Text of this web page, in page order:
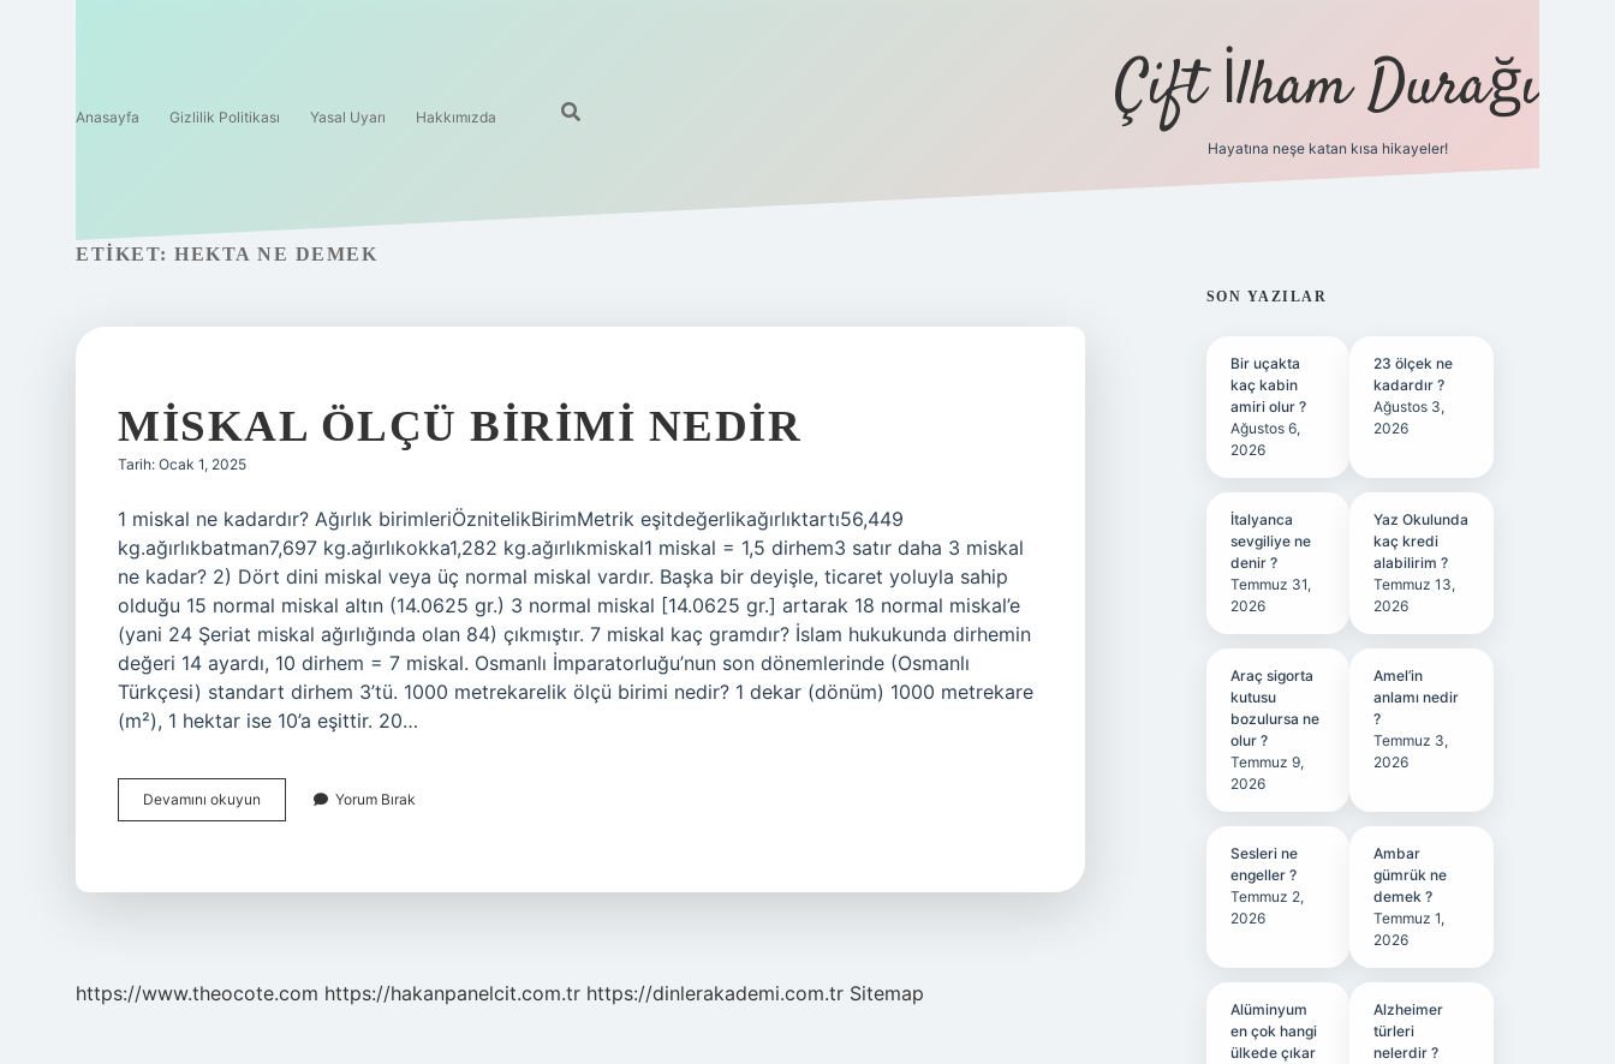
Anasayfa Gizlilik Politikası Yasal Uyarı Hakkımızda Çift İlham Durağı
Hayatına neşe katan kısa hikayeler!
ETIKET: HEKTA NE DEMEK
MISKAL ÖLÇÜ BIRIMI NEDIR
Tarih: Ocak 1, 2025
1 miskal ne kadardır? Ağırlık birimleriÖznitelikBirimMetrik eşitdeğerlikağırlıktartı56,449
kg.ağırlıkbatman7,697 kg.ağırlıkokka1,282 kg.ağırlıkmiskal1 miskal = 1,5 dirhem3 satır daha 3 miskal
ne kadar? 2) Dört dini miskal veya üç normal miskal vardır. Başka bir deyişle, ticaret yoluyla sahip
olduğu 15 normal miskal altın (14.0625 gr.) 3 normal miskal [14.0625 gr.] artarak 18 normal miskal’e
(yani 24 Şeriat miskal ağırlığında olan 84) çıkmıştır. 7 miskal kaç gramdır? İslam hukukunda dirhemin
değeri 14 ayardı, 10 dirhem = 7 miskal. Osmanlı İmparatorluğu’nun son dönemlerinde (Osmanlı
Türkçesi) standart dirhem 3’tü. 1000 metrekarelik ölçü birimi nedir? 1 dekar (dönüm) 1000 metrekare
(m²), 1 hektar ise 10’a eşittir. 20…
Devamını okuyun
Ölçü
Yorum Bırak
https://www.theocote.com https://hakanpanelcit.com.tr https://dinlerakademi.com.tr Sitemap
SIDEBAR
SON YAZILAR
Bir uçakta
kaç kabin
amiri olur ?
Ağustos 6,
2026
23 ölçek ne
kadardır ?
Ağustos 3,
2026
İtalyanca
sevgiliye ne
denir ?
Temmuz 31,
2026
Yaz Okulunda
kaç kredi
alabilirim ?
Temmuz 13,
2026
Araç sigorta
kutusu
bozulursa ne
olur ?
Temmuz 9,
2026
Amel’in
anlamı nedir
?
Temmuz 3,
2026
Sesleri ne
engeller ?
Temmuz 2,
2026
Ambar
gümrük ne
demek ?
Temmuz 1,
2026
Alüminyum
en çok hangi
ülkede çıkar
Alzheimer
türleri
nelerdir ?